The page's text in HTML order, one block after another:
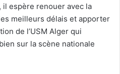
espère renouer avec la
meilleurs délais et apporter
de l’USM Alger qui
sur la scène nationale